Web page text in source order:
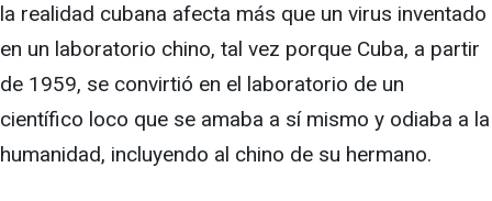
la realidad cubana afecta más que un virus inventado
en un laboratorio chino, tal vez porque Cuba, a partir
de 1959, se convirtió en el laboratorio de un
científico loco que se amaba a sí mismo y odiaba a la
humanidad, incluyendo al chino de su hermano.